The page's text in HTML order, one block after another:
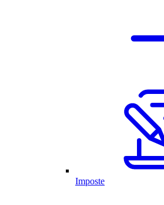
Imposte